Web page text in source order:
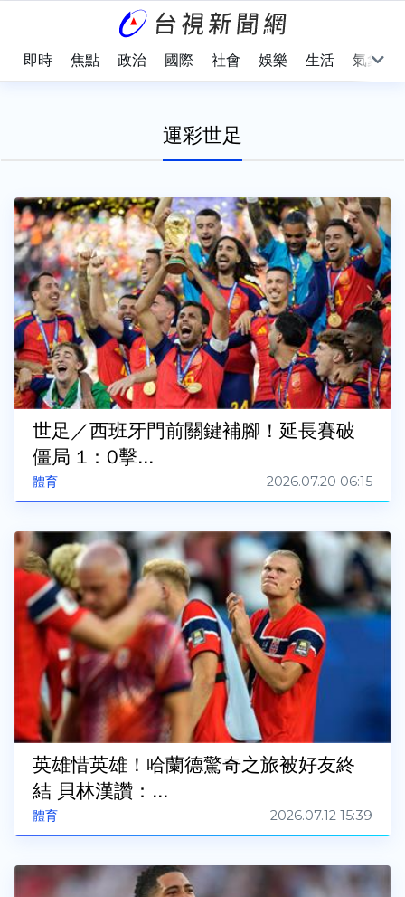
即時 焦點 政治 國際 社會 娛樂 生活 氣象
運彩世足
體育
世足／西班牙門前關鍵補腳！延長賽破
僵局 1：0擊...
2026.07.20 06:15
體育
英雄惜英雄！哈蘭德驚奇之旅被好友終
結 貝林漢讚：...
2026.07.12 15:39